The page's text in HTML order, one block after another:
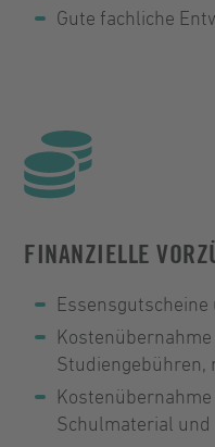
Gute fachliche
FINANZIELLE
Studiengebühren,
Schulmaterial und